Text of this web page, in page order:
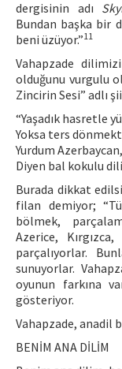
dergisinin adı
Bundan başka bir
beni üzüyor.”11
Vahapzade
olduğunu vurgulu
Zincirin Sesi” adlı
“Yaşadık hasretle
Yoksa ters
Yurdum
Diyen bal kokulu
Burada dikkat
filan demiyor;
bölmek,
Azerice,
parçalıyorlar.
sunuyorlar.
oyunun farkına
gösteriyor.
Vahapzade, anadil
BENİM ANA DİLİM